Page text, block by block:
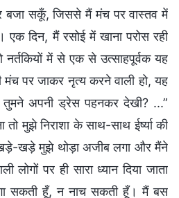
बजा सकूँ, जिससे मैं मंच पर वास्तव में
दिन, मैं रसोई में खाना परोस रही
में से एक से उत्साहपूर्वक यह
पर जाकर नृत्य करने वाली हो, यह
तुमने अपनी ड्रेस पहनकर देखी? ...”
मुझे निराशा के साथ-साथ ईर्ष्या की
खड़े मुझे थोड़ा अजीब लगा और मैंने
लोगों पर ही सारा ध्यान दिया जाता
सकती हूँ, न नाच सकती हूँ। मैं बस